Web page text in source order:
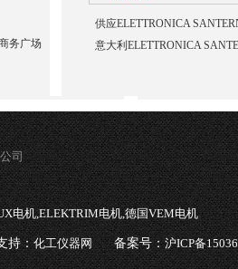
供应ELETTRONICA
意大利ELETTRONICA
务广场
司
电机,ELEKTRIM电机,德国VEM电机
持：化工仪器网 备案号：沪ICP备